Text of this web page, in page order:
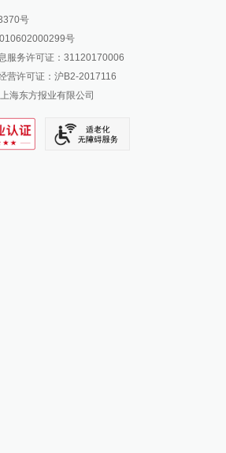
澎湃新闻公众号
澎湃新闻抖音号
派生万物开放平台
IP SHANGHAI
SIXTH TONE
号
号
服务许可证：31120170006
营许可证：沪B2-2017116
上海东方报业有限公司